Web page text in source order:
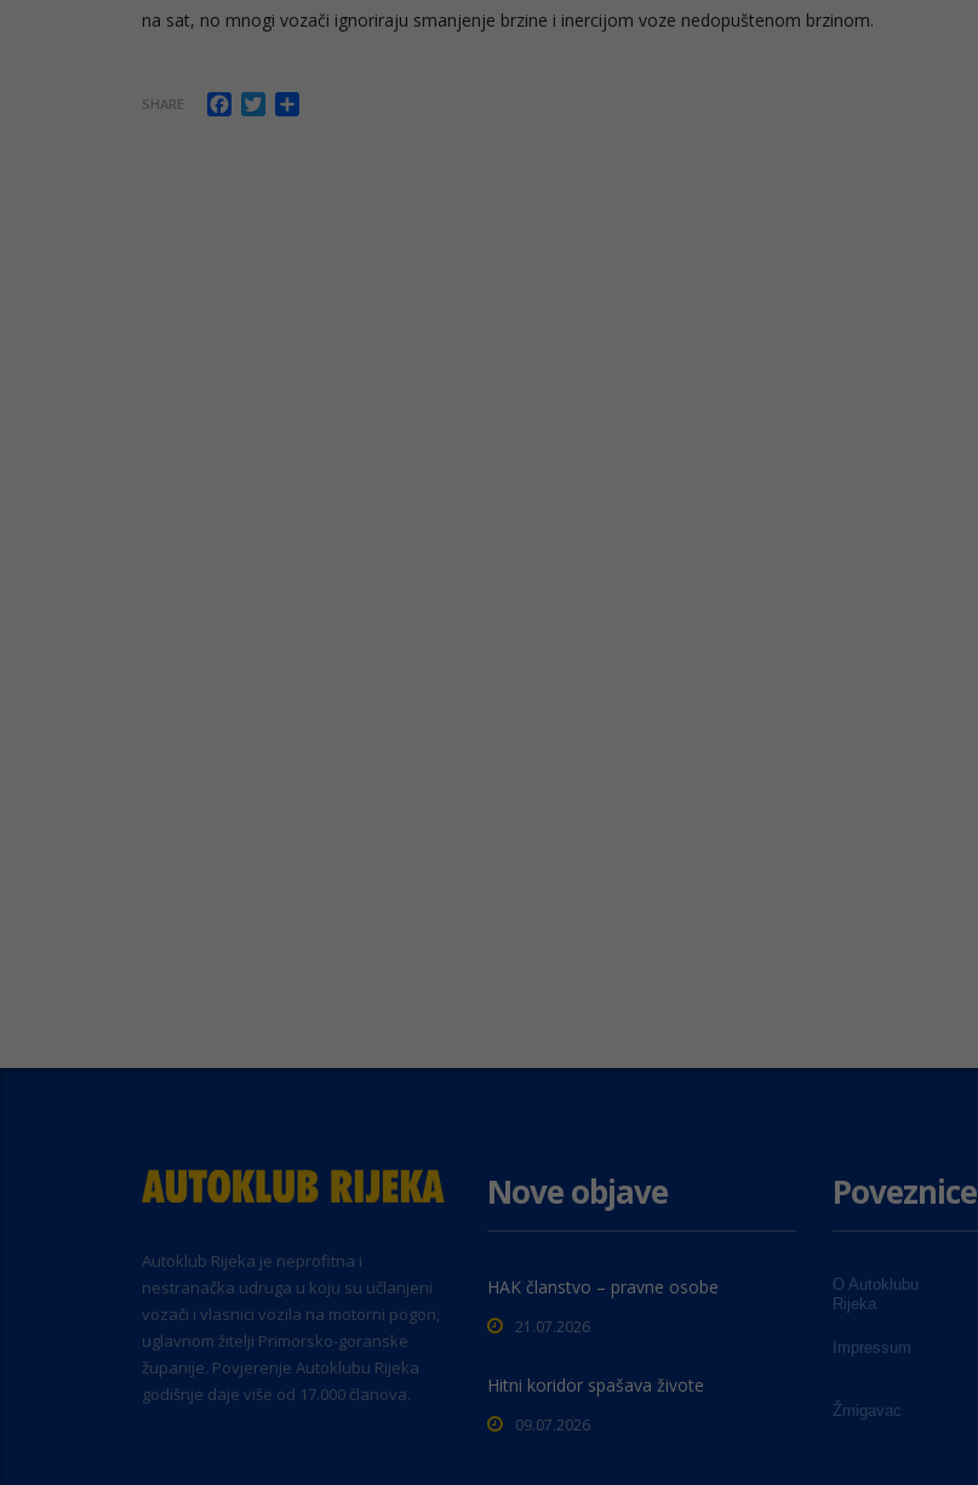
na sat, no mnogi vozači ignoriraju smanjenje brzine i inercijom voze nedopuštenom brzinom.
SHARE Facebook
Twitter
Autoklub Rijeka je neprofitna i
nestranačka udruga u koju su učlanjeni
vozači i vlasnici vozila na motorni pogon,
uglavnom žitelji Primorsko-goranske
županije. Povjerenje Autoklubu Rijeka
godišnje daje više od 17.000 članova.
Nove objave
HAK članstvo – pravne osobe
21.07.2026
Hitni koridor spašava živote
09.07.2026
Poveznice
O Autoklubu
Rijeka
Impressum
Žmigavac